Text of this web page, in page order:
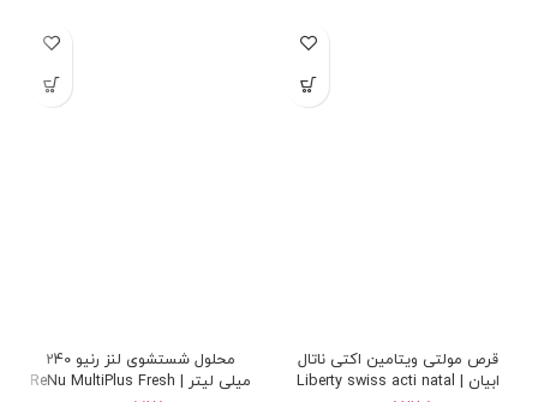
قرص مولتی ویتامین اکتی ناتال
ابیان | Liberty swiss acti natal
محلول شستشوی لنز رنیو 240
میلی لیتر | ReNu MultiPlus Fresh